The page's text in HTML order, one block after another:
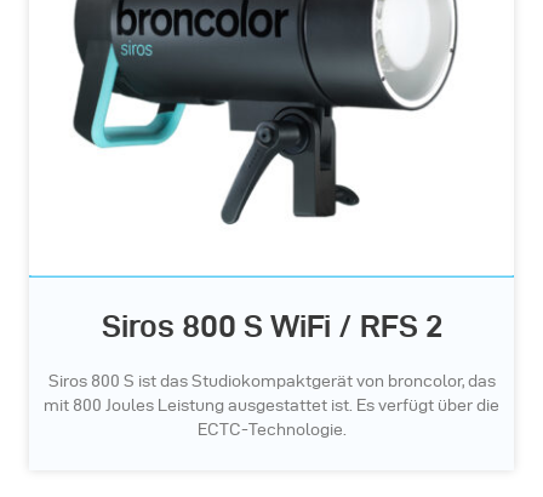
Siros 800 S WiFi / RFS 2
Siros 800 S ist das Studiokompaktgerät von broncolor, das
mit 800 Joules Leistung ausgestattet ist. Es verfügt über die
ECTC-Technologie.